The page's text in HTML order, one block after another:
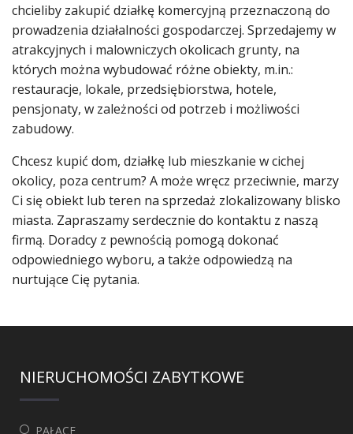
chcieliby zakupić działkę komercyjną przeznaczoną do
prowadzenia działalności gospodarczej. Sprzedajemy w
atrakcyjnych i malowniczych okolicach grunty, na
których można wybudować różne obiekty, m.in.:
restauracje, lokale, przedsiębiorstwa, hotele,
pensjonaty, w zależności od potrzeb i możliwości
zabudowy.
Chcesz kupić dom, działkę lub mieszkanie w cichej
okolicy, poza centrum? A może wręcz przeciwnie, marzy
Ci się obiekt lub teren na sprzedaż zlokalizowany blisko
miasta. Zapraszamy serdecznie do kontaktu z naszą
firmą. Doradcy z pewnością pomogą dokonać
odpowiedniego wyboru, a także odpowiedzą na
nurtujące Cię pytania.
NIERUCHOMOŚCI ZABYTKOWE
PAŁACE